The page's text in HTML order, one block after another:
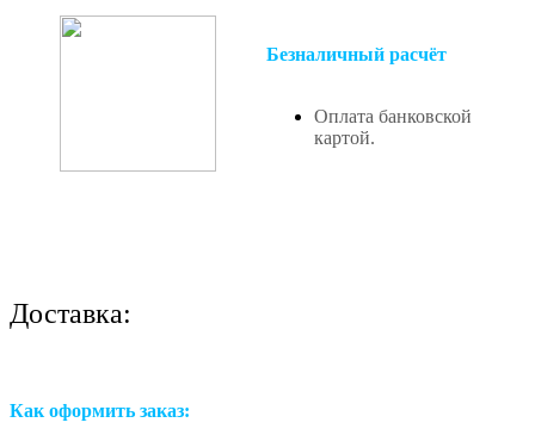
Безналичный расчёт
Оплата банковской
картой.
Доставка:
Как оформить заказ: